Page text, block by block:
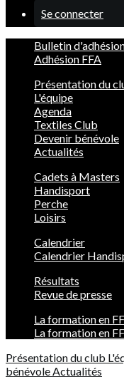
Se connecter
Bulletin
Adhésion FFA
Présentation du
L'équipe
Agenda
Textiles Club
Devenir bénévole
Actualités
Cadets à Masters
Handisport
Perche
Loisirs
Calendrier
Calendrier
Résultats
Revue de presse
La formation en
La formation en
Présentation du club
bénévoleActualités